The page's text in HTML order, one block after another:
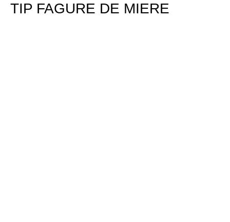
TIP FAGURE DE MIERE